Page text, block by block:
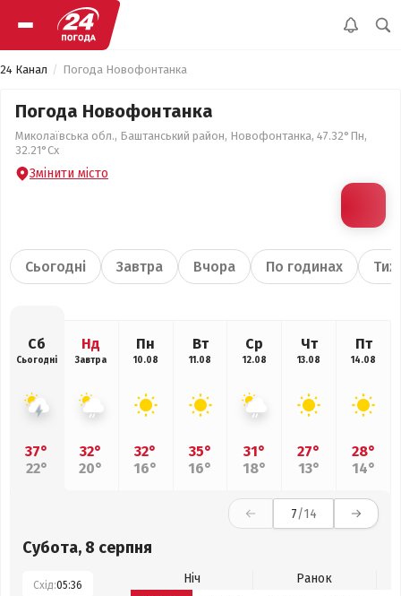
24 Канал Погода Новофонтанка
Погода Новофонтанка
Миколаївська обл., Баштанський район, Новофонтанка, 47.32°Пн,
32.21°Сх
Змінити місто
Сьогодні Завтра Вчора По годинах
Сб
Сьогодні
37°
22°
Нд
Завтра
32°
20°
Пн
10.08
32°
16°
Вт
11.08
35°
16°
Ср
12.08
31°
18°
Чт
13.08
27°
13°
Пт
14.08
28°
14°
7/14
Субота, 8 серпня
Схід:05:36 Ніч
Ранок